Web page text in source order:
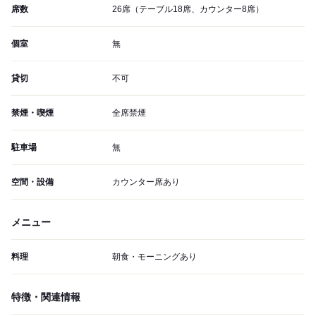
席数 26席（テーブル18席、カウンター8席）
個室 無
貸切 不可
禁煙・喫煙 全席禁煙
駐車場 無
空間・設備 カウンター席あり
メニュー
料理 朝食・モーニングあり
特徴・関連情報